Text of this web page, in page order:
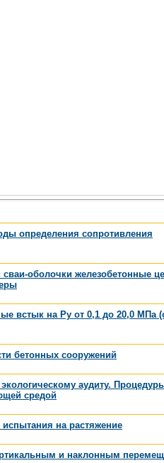
определения сопротивления
оболочки железобетонные
встык на Py от 0,1 до 20,0 МПа
бетонных сооружений
аудиту.
средой
на растяжение
и наклонным